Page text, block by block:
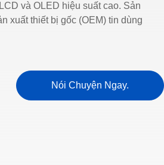
và OLED hiệu suất cao. Sản
xuất thiết bị gốc (OEM) tin dùng
Nói Chuyện Ngay.